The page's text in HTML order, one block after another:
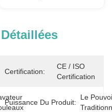
Certification:
CE / ISO
Certification
Puissance Du Produit:
Le